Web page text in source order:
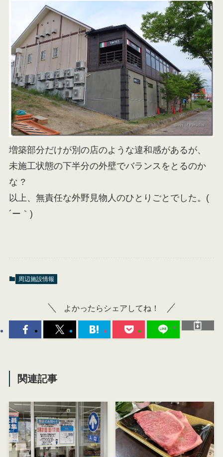
増築部分だけが別の店のような違和感があるが、
未施工状態の下半分の外壁でバランスをとるのか
な ?
以上、無責任な外野見物人のひとりごとでした。(
´ー｀)
周辺施設情報
よかったらシェアしてね！
関連記事